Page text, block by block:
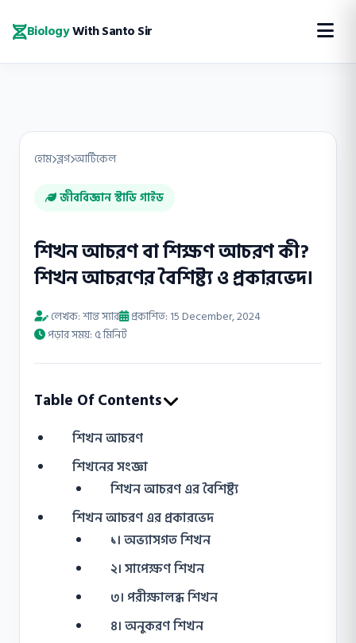
BiologyWith Santo Sir
হোম ব্লগ আর্টিকেল
জীববিজ্ঞান স্টাডি গাইড
শিখন আচরণ বা শিক্ষণ আচরণ কী?
শিখন আচরণের বৈশিষ্ট্য ও প্রকারভেদ।
লেখক: শান্ত স্যার প্রকাশিত: 15 December, 2024
পড়ার সময়: ৫ মিনিট
Table Of Contents
শিখন আচরণ
শিখনের সংজ্ঞা
শিখন আচরণ এর বৈশিষ্ট্য
শিখন আচরণ এর প্রকারভেদ
১। অভ্যাসগত শিখন
২। সাপেক্ষণ শিখন
৩। পরীক্ষালব্ধ শিখন
৪। অনুকরণ শিখন